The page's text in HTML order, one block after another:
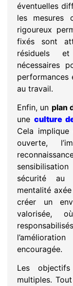
éventuelles
les mesures
rigoureux
fixés sont
résiduels
nécessaires
performances
au travail.
Enfin, un plan
uneculture
Cela
ouverte,
sécurité au
mentalité
créer un
valorisée,
encouragée.
Les
multiples.